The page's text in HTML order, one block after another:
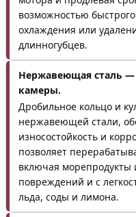
возможностью
охлаждения или
длинногубцев.
Нержавеющая сталь —
камеры.
Дробильное кольцо и
нержавеющей стали,
износостойкость и
позволяет
включая морепродукты
повреждений и с
льда, соды и лимона.